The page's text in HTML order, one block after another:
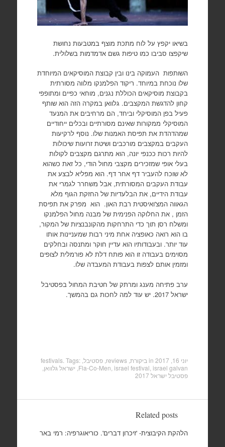
בשיאו יקפץ על לוח מתכת מוצף במטבעות נחושת
שיקפצו סביבו כמו טיפות גשם אדמדמות בשלולית.
השותפות העמוקה בינו ובין קבוצת המוסיקאים המיוחדת
שלו נוכחת במיוחד. ריקוד הפלמנקו מלווה מסורתית
בקבוצת מוסיקאים הכוללת נגנים, מוחאי כפיים ומתופפי
קחון להדגשת המקצבים. גלוואן במקרה הזה הוא שותף
פעיל בפן המוסיקלי וביחד, הם מרחיבים את המנעד
המוסיקלי ממקורות שאינם מסורתיים ובכלים ייחודיים
שמהדהדת את תפיסת האמנות שלו. נוסף לרקיעות
העקבים במקצבים מורכבים ושיטת זרועות שיכולות
להיות רכות ככנפי יונה, הוא מתרגם מקצבים לקולות
בעלי אופי שמזכירים מקצבי מחול הודי, כל זאת כשהוא
לא שוכח להעביר דף אחר דף. הוא מפליא לבצע את
עבודת העקבים המסורתית, אבל משחרר לגמרי את
עבודת הידיים, את הבלעדיות של החזקת הגוף מלא
הגאווה המצ'ואיסטית רבת האון. הוא מפרק את תפיסת
הזמן , את החלוקה הפנימית של מבנה מחול הפלמנקו
ומשלח רסן תוך כדי התרחקות מהקונבנציות של המקור,
בו הוא רואה כאופציה אחת מיני רבות שמעניינות אותו
עוד יותר. ובעבודותיו הוא עדיין חוקר ומתנסה ובחלקים
מסוימים בעבודה זו הוא פותח דלת לא פורמלית לצופים
ומזמין אותם לצפות בעבודת המעבדה שלו.
ערב פתיחה מענג ומרתק של חטיבת המחול בפסטיבל
ישראל 2017. יש עוד למה לחכות גם בהמשך.
יוני 16, 2017 in ביקורת, reviews פסטיבל, festivals . Tags:
Fla-Co-Men ,israel festival ,israel galvan ישראל גלוואן
פסטיבל ישראל 2017
Related posts
הלהקת הקיבוצית- 'זיכרון דברים'. כוריאוגרפיה: רמי באר